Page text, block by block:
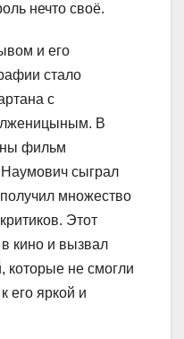
нечто своё.
и его
стало
с
В
фильм
сыграл
множество
Этот
кино и вызвал
которые не смогли
его яркой и